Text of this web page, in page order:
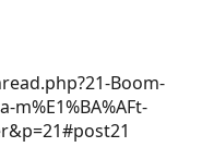
Boom-
m%E1%BA%AFt-